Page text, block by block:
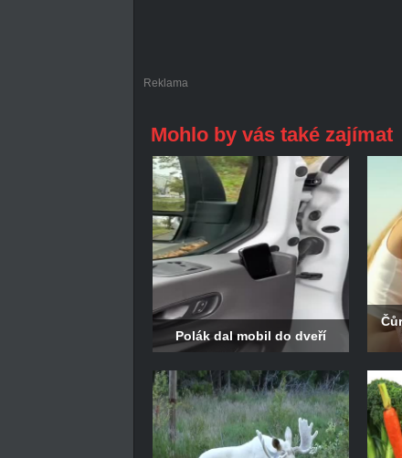
Reklama
Mohlo by vás také zajímat
Polák dal mobil do dveří